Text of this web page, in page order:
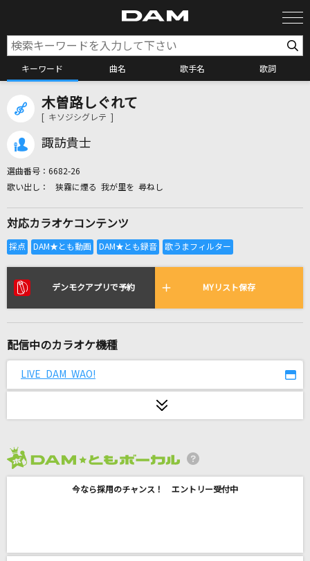
キーワード 曲名 歌手名 歌詞
カラオケ検索
全国りれき
リアルタイムで歌われている曲の一覧
サリシノハラ
心よ原始に戻れ
木曽路しぐれて
[ キソジシグレテ ]
諏訪貴士
選曲番号： 6682-26
狭霧に煙る 我が里を 尋ねし
対応カラオケコンテンツ
デンモクアプリで予約 MYリスト保存
配信中のカラオケ機種
LIVE DAM WAO!
今なら採用のチャンス！ エントリー受付中